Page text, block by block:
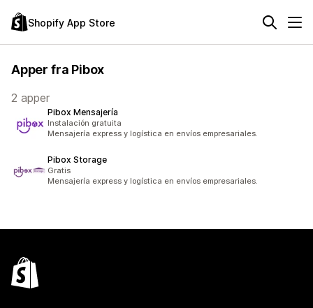
Shopify App Store
Apper fra Pibox
2 apper
Pibox Mensajería
Instalación gratuita
Mensajería express y logística en envíos empresariales.
Pibox Storage
Gratis
Mensajería express y logística en envíos empresariales.